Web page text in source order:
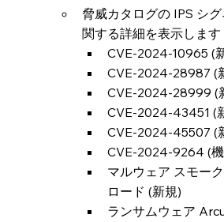
脅威カタログの IPS シ
関する詳細を表示します
CVE-2024-10965 (
CVE-2024-28987 (
CVE-2024-28999 (
CVE-2024-43451 (
CVE-2024-45507 (
CVE-2024-9264 (
マルウェア スモー
ロード (新規)
ランサムウェア